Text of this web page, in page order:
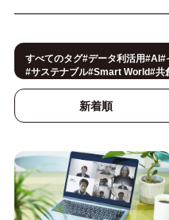
すべてのタグ#データ利活用#AI#
#サステナブル#Smart World#共
#IoT
#スマートシティ#事例#
CX/顧客体験#OPEN HUB
#デジタルツイン#カーボンニュ
新着順